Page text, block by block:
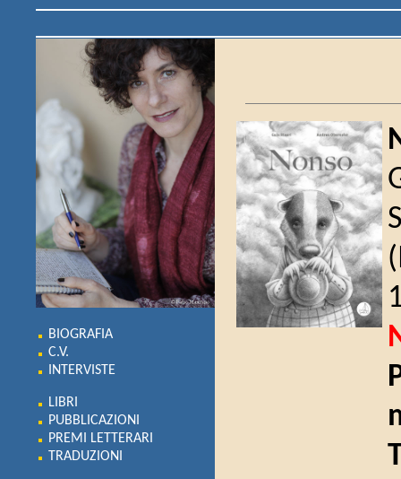
BIOGRAFIA
C.V.
INTERVISTE
LIBRI
PUBBLICAZIONI
PREMI LETTERARI
TRADUZIONI